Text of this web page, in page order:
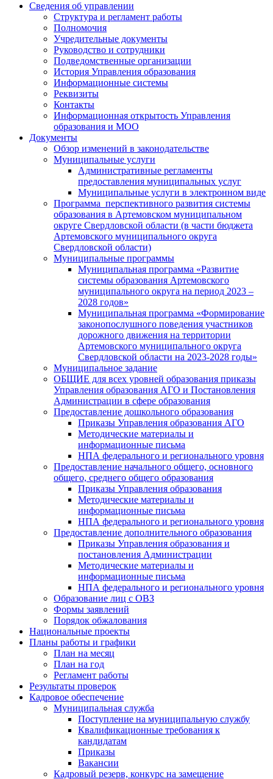
Сведения об управлении
Структура и регламент работы
Полномочия
Учредительные документы
Руководство и сотрудники
Подведомственные организации
История Управления образования
Информационные системы
Реквизиты
Контакты
Информационная открытость Управления
образования и МОО
Документы
Обзор изменений в законодательстве
Муниципальные услуги
Административные регламенты
предоставления муниципальных услуг
Муниципальные услуги в электронном виде
Программа перспективного развития системы
образования в Артемовском муниципальном
округе Свердловской области (в части бюджета
Артемовского муниципального округа
Свердловской области)
Муниципальные программы
Муниципальная программа «Развитие
системы образования Артемовского
муниципального округа на период 2023 –
2028 годов»
Муниципальная программа «Формирование
законопослушного поведения участников
дорожного движения на территории
Артемовского муниципального округа
Свердловской области на 2023-2028 годы»
Муниципальное задание
ОБЩИЕ для всех уровней образования приказы
Управления образования АГО и Постановления
Администрации в сфере образования
Предоставление дошкольного образования
Приказы Управления образования АГО
Методические материалы и
информационные письма
НПА федерального и регионального уровня
Предоставление начального общего, основного
общего, среднего общего образования
Приказы Управления образования
Методические материалы и
информационные письма
НПА федерального и регионального уровня
Предоставление дополнительного образования
Приказы Управления образования и
постановления Администрации
Методические материалы и
информационные письма
НПА федерального и регионального уровня
Образование лиц с ОВЗ
Формы заявлений
Порядок обжалования
Национальные проекты
Планы работы и графики
План на месяц
План на год
Регламент работы
Результаты проверок
Кадровое обеспечение
Муниципальная служба
Поступление на муниципальную службу
Квалификационные требования к
кандидатам
Приказы
Вакансии
Кадровый резерв, конкурс на замещение